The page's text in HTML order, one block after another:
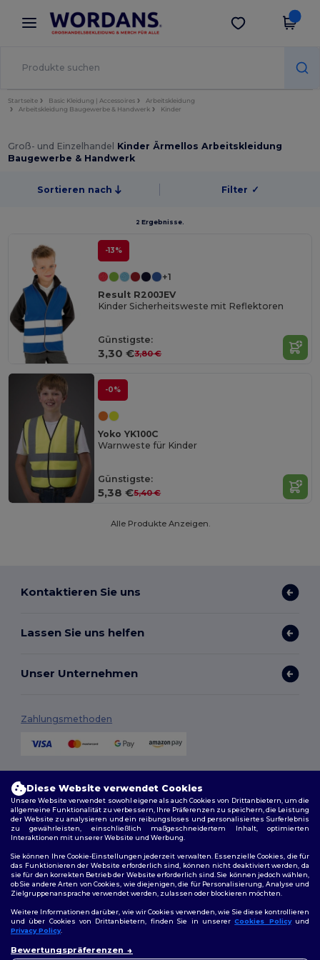
× Wordans App
Bessere Preise in der App!
App holen
Startseite Basic Kleidung | Accessoires
Arbeitskleidung
Arbeitskleidung Baugewerbe & Handwerk
Kinder
Groß- und Einzelhandel Kinder Ärmellos Arbeitskleidung
Baugewerbe & Handwerk
Sortieren nach Filter ✓
2 Ergebnisse.
-13%
+1
Result R200JEV
Kinder Sicherheitsweste mit Reflektoren
Günstigste:
3,30 €3,80 €
-0%
Yoko YK100C
Warnweste für Kinder
Günstigste:
5,38 €5,40 €
Alle Produkte Anzeigen.
Kontaktieren Sie uns
Lassen Sie uns helfen
Unser Unternehmen
Zahlungsmethoden
Allgemeine Geschäftsbedingungen
Folge uns
Diese Website verwendet Cookies
Unsere Website verwendet sowohl eigene als auch Cookies von Drittanbietern, um die
allgemeine Funktionalität zu verbessern, Ihre Präferenzen zu speichern, die Leistung
der Website zu analysieren und ein reibungsloses und personalisiertes Surferlebnis
zu gewährleisten, einschließlich maßgeschneidertem Inhalt, optimierten
Interaktionen mit unserer Website und Werbung.
Sie können Ihre Cookie-Einstellungen jederzeit verwalten. Essenzielle Cookies, die für
das Funktionieren der Website erforderlich sind, können nicht deaktiviert werden, da
sie für den korrekten Betrieb der Website erforderlich sind. Sie können jedoch wählen,
ob Sie andere Arten von Cookies, wie diejenigen, die für Personalisierung, Analyse und
Zielgruppenansprache verwendet werden, zulassen oder blockieren möchten.
Weitere Informationen darüber, wie wir Cookies verwenden, wie Sie diese kontrollieren
und über Cookies von Drittanbietern, finden Sie in unsererCookies Policyund
Privacy Policy.
Bewertungspräferenzen